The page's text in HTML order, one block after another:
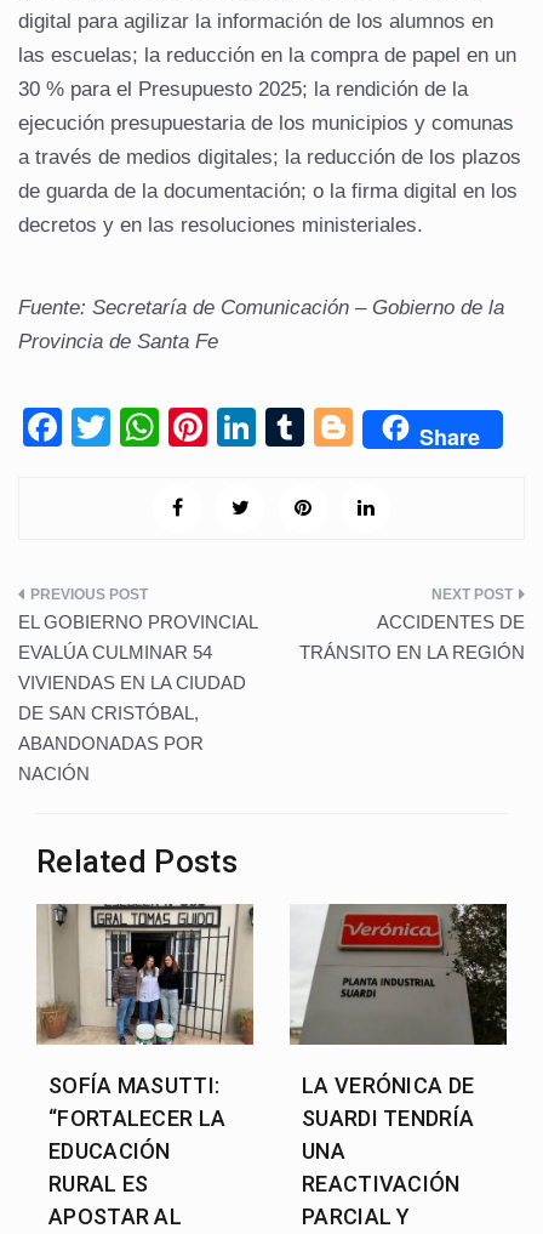
digital para agilizar la información de los alumnos en
las escuelas; la reducción en la compra de papel en un
30 % para el Presupuesto 2025; la rendición de la
ejecución presupuestaria de los municipios y comunas
a través de medios digitales; la reducción de los plazos
de guarda de la documentación; o la firma digital en los
decretos y en las resoluciones ministeriales.
Fuente: Secretaría de Comunicación – Gobierno de la
Provincia de Santa Fe
F
b
o
o
k
T
W
at
p
p
Pi
er
Li
n
T
m
Bl
g
Share
Navegación
de
entradas
EL GOBIERNO PROVINCIAL
EVALÚA CULMINAR 54
VIVIENDAS EN LA CIUDAD
DE SAN CRISTÓBAL,
ABANDONADAS POR
NACIÓN
ACCIDENTES DE
TRÁNSITO EN LA REGIÓN
Related Posts
SOFÍA MASUTTI:
“FORTALECER LA
EDUCACIÓN
RURAL ES
APOSTAR AL
LA VERÓNICA DE
SUARDI TENDRÍA
UNA
REACTIVACIÓN
PARCIAL Y